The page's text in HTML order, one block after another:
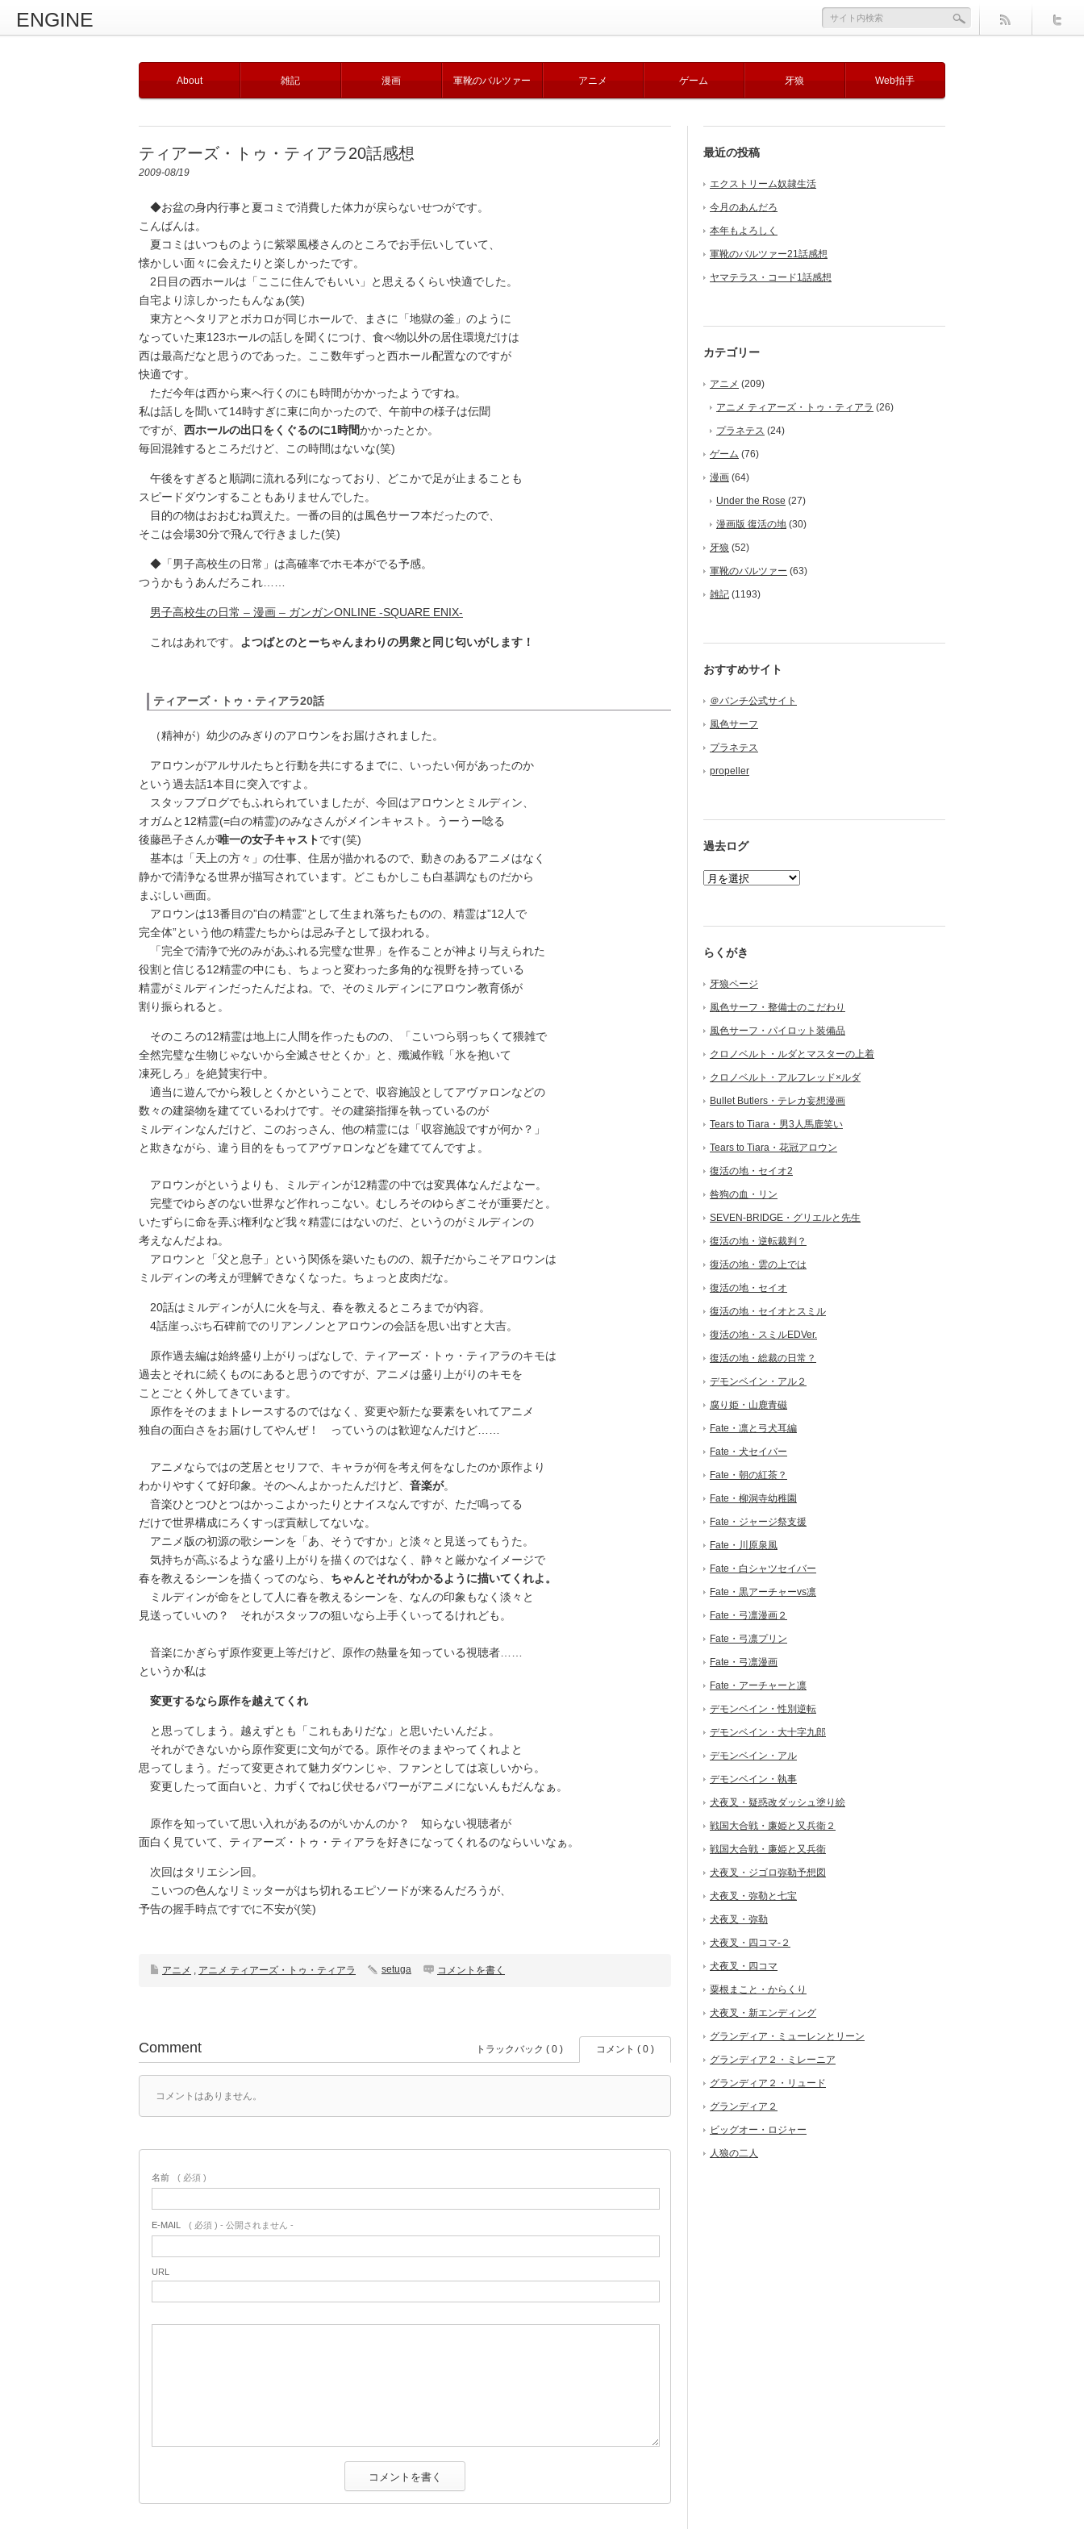
ENGINE
About 雑記 漫画 軍靴のバルツァー アニメ ゲーム 牙狼 Web拍手
ティアーズ・トゥ・ティアラ20話感想
2009-08/19
◆お盆の身内行事と夏コミで消費した体力が戻らないせつがです。
こんばんは。
夏コミはいつものように紫翠風楼さんのところでお手伝いしていて、
懐かしい面々に会えたりと楽しかったです。
2日目の西ホールは「ここに住んでもいい」と思えるくらい快適でした。
自宅より涼しかったもんなぁ(笑)
東方とヘタリアとボカロが同じホールで、まさに「地獄の釜」のように
なっていた東123ホールの話しを聞くにつけ、食べ物以外の居住環境だけは
西は最高だなと思うのであった。ここ数年ずっと西ホール配置なのですが
快適です。
ただ今年は西から東へ行くのにも時間がかかったようですね。
私は話しを聞いて14時すぎに東に向かったので、午前中の様子は伝聞
ですが、 西ホールの出口をくぐるのに1時間かかったとか。
毎回混雑するところだけど、この時間はないな(笑)
午後をすぎると順調に流れる列になっており、どこかで足が止まることも
スピードダウンすることもありませんでした。
目的の物はおおむね買えた。一番の目的は風色サーフ本だったので、
そこは会場30分で飛んで行きました(笑)
◆「男子高校生の日常」は高確率でホモ本がでる予感。
つうかもうあんだろこれ……
男子高校生の日常 – 漫画 – ガンガンONLINE -SQUARE ENIX-
これはあれです。 よつばとのとーちゃんまわりの男衆と同じ匂いがします！
ティアーズ・トゥ・ティアラ20話
（精神が）幼少のみぎりのアロウンをお届けされました。
アロウンがアルサルたちと行動を共にするまでに、いったい何があったのか
という過去話1本目に突入ですよ。
スタッフブログでもふれられていましたが、今回はアロウンとミルディン、
オガムと12精霊(=白の精霊)のみなさんがメインキャスト。うーうー唸る
後藤邑子さんが唯一の女子キャストです(笑)
基本は「天上の方々」の仕事、住居が描かれるので、動きのあるアニメはなく
静かで清浄なる世界が描写されています。どこもかしこも白基調なものだから
まぶしい画面。
アロウンは13番目の”白の精霊”として生まれ落ちたものの、精霊は”12人で
完全体”という他の精霊たちからは忌み子として扱われる。
「完全で清浄で光のみがあふれる完璧な世界」を作ることが神より与えられた
役割と信じる12精霊の中にも、ちょっと変わった多角的な視野を持っている
精霊がミルディンだったんだよね。で、そのミルディンにアロウン教育係が
割り振られると。
そのころの12精霊は地上に人間を作ったものの、「こいつら弱っちくて猥雑で
全然完璧な生物じゃないから全滅させとくか」と、殲滅作戦「氷を抱いて
凍死しろ」を絶賛実行中。
適当に遊んでから殺しとくかということで、収容施設としてアヴァロンなどの
数々の建築物を建てているわけです。その建築指揮を執っているのが
ミルディンなんだけど、このおっさん、他の精霊には「収容施設ですが何か？」
と欺きながら、違う目的をもってアヴァロンなどを建ててんですよ。
アロウンがというよりも、ミルディンが12精霊の中では変異体なんだよなー。
完璧でゆらぎのない世界など作れっこない。むしろそのゆらぎこそが重要だと。
いたずらに命を弄ぶ権利など我々精霊にはないのだ、というのがミルディンの
考えなんだよね。
アロウンと「父と息子」という関係を築いたものの、親子だからこそアロウンは
ミルディンの考えが理解できなくなった。ちょっと皮肉だな。
20話はミルディンが人に火を与え、春を教えるところまでが内容。
4話崖っぷち石碑前でのリアンノンとアロウンの会話を思い出すと大吉。
原作過去編は始終盛り上がりっぱなしで、ティアーズ・トゥ・ティアラのキモは
過去とそれに続くものにあると思うのですが、アニメは盛り上がりのキモを
ことごとく外してきています。
原作をそのままトレースするのではなく、変更や新たな要素をいれてアニメ
独自の面白さをお届けしてやんぜ！ っていうのは歓迎なんだけど……
アニメならではの芝居とセリフで、キャラが何を考え何をなしたのか原作より
わかりやすくて好印象。そのへんよかったんだけど、 音楽が。
音楽ひとつひとつはかっこよかったりとナイスなんですが、ただ鳴ってる
だけで世界構成にろくすっぽ貢献してないな。
アニメ版の初源の歌シーンを「あ、そうですか」と淡々と見送ってもうた。
気持ちが高ぶるような盛り上がりを描くのではなく、静々と厳かなイメージで
春を教えるシーンを描くってのなら、 ちゃんとそれがわかるように描いてくれよ。
ミルディンが命をとして人に春を教えるシーンを、なんの印象もなく淡々と
見送っていいの？ それがスタッフの狙いなら上手くいってるけれども。
音楽にかぎらず原作変更上等だけど、原作の熱量を知っている視聴者……
というか私は
変更するなら原作を越えてくれ
と思ってしまう。越えずとも「これもありだな」と思いたいんだよ。
それができないから原作変更に文句がでる。原作そのままやってくれよと
思ってしまう。だって変更されて魅力ダウンじゃ、ファンとしては哀しいから。
変更したって面白いと、力ずくでねじ伏せるパワーがアニメにないんもだんなぁ。
原作を知っていて思い入れがあるのがいかんのか？ 知らない視聴者が
面白く見ていて、ティアーズ・トゥ・ティアラを好きになってくれるのならいいなぁ。
次回はタリエシン回。
こいつの色んなリミッターがはち切れるエピソードが来るんだろうが、
予告の握手時点ですでに不安が(笑)
アニメ , アニメ ティアーズ・トゥ・ティアラ setuga コメントを書く
Comment トラックバック ( 0 ) コメント ( 0 )
コメントはありません。
名前 ( 必須 )
E-MAIL ( 必須 ) - 公開されません -
URL
最近の投稿
エクストリーム奴隷生活
今月のあんだろ
本年もよろしく
軍靴のバルツァー21話感想
ヤマテラス・コード1話感想
カテゴリー
アニメ (209)
アニメ ティアーズ・トゥ・ティアラ (26)
プラネテス (24)
ゲーム (76)
漫画 (64)
Under the Rose (27)
漫画版 復活の地 (30)
牙狼 (52)
軍靴のバルツァー (63)
雑記 (1193)
おすすめサイト
＠バンチ公式サイト
風色サーフ
プラネテス
propeller
過去ログ
らくがき
牙狼ページ
風色サーフ・整備士のこだわり
風色サーフ・パイロット装備品
クロノベルト・ルダとマスターの上着
クロノベルト・アルフレッド×ルダ
Bullet Butlers・テレカ妄想漫画
Tears to Tiara・男3人馬鹿笑い
Tears to Tiara・花冠アロウン
復活の地・セイオ2
咎狗の血・リン
SEVEN-BRIDGE・グリエルと先生
復活の地・逆転裁判？
復活の地・雲の上では
復活の地・セイオ
復活の地・セイオとスミル
復活の地・スミルEDVer.
復活の地・総裁の日常？
デモンベイン・アル２
腐り姫・山鹿青磁
Fate・凛と弓犬耳編
Fate・犬セイバー
Fate・朝の紅茶？
Fate・柳洞寺幼稚園
Fate・ジャージ祭支援
Fate・川原泉風
Fate・白シャツセイバー
Fate・黒アーチャーvs凛
Fate・弓凛漫画２
Fate・弓凛プリン
Fate・弓凛漫画
Fate・アーチャーと凛
デモンベイン・性別逆転
デモンベイン・大十字九郎
デモンベイン・アル
デモンベイン・執事
犬夜叉・疑惑改ダッシュ塗り絵
戦国大合戦・廉姫と又兵衛２
戦国大合戦・廉姫と又兵衛
犬夜叉・ジゴロ弥勒予想図
犬夜叉・弥勒と七宝
犬夜叉・弥勒
犬夜叉・四コマ-２
犬夜叉・四コマ
粟根まこと・からくり
犬夜叉・新エンディング
グランディア・ミューレンとリーン
グランディア２・ミレーニア
グランディア２・リュード
グランディア２
ビッグオー・ロジャー
人狼の二人